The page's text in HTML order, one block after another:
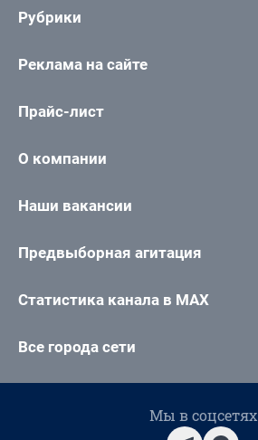
Рубрики
Реклама на сайте
Прайс-лист
О компании
Наши вакансии
Предвыборная агитация
Статистика канала в MAX
Все города сети
Мы в соцсетях